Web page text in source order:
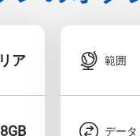
ア
8GB
範囲
データ